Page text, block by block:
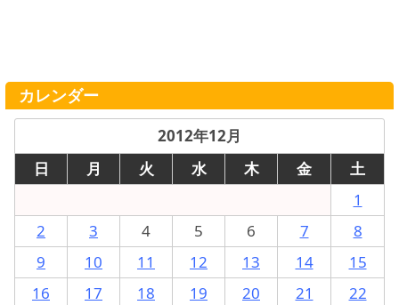
カレンダー
2012年12月
日
月 火 水 木 金
土
1
2
3 4 5 6 7
8
9
10 11 12 13 14
15
16
17 18 19 20 21
22